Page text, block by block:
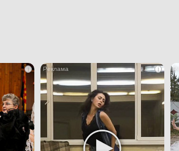
i i